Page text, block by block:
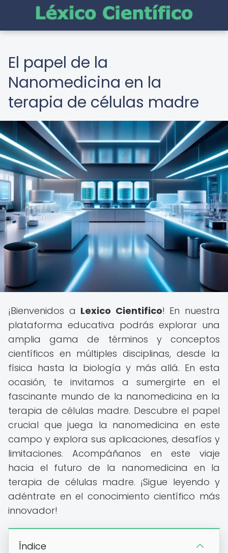
El papel de la
Nanomedicina en la
terapia de células madre
¡Bienvenidos a Lexico Cientifico! En nuestra
plataforma educativa podrás explorar una
amplia gama de términos y conceptos
científicos en múltiples disciplinas, desde la
física hasta la biología y más allá. En esta
ocasión, te invitamos a sumergirte en el
fascinante mundo de la nanomedicina en la
terapia de células madre. Descubre el papel
crucial que juega la nanomedicina en este
campo y explora sus aplicaciones, desafíos y
limitaciones. Acompáñanos en este viaje
hacia el futuro de la nanomedicina en la
terapia de células madre. ¡Sigue leyendo y
adéntrate en el conocimiento científico más
innovador!
Índice